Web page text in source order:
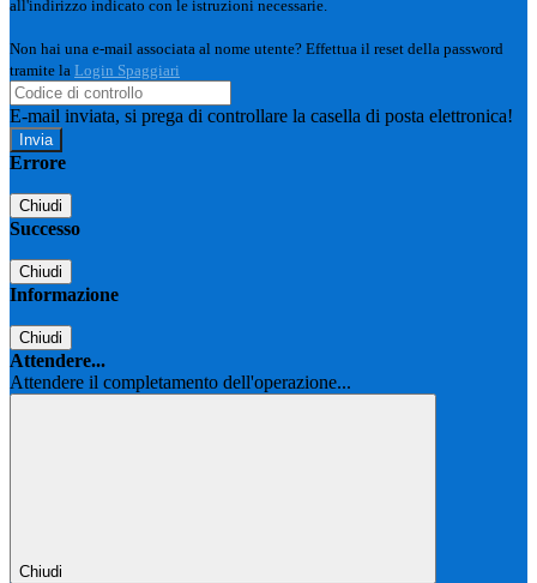
all'indirizzo indicato con le istruzioni necessarie.
Non hai una e-mail associata al nome utente? Effettua il reset della password
tramite la Login Spaggiari
E-mail inviata, si prega di controllare la casella di posta elettronica!
Errore
Chiudi
Successo
Chiudi
Informazione
Chiudi
Attendere...
Attendere il completamento dell'operazione...
Chiudi